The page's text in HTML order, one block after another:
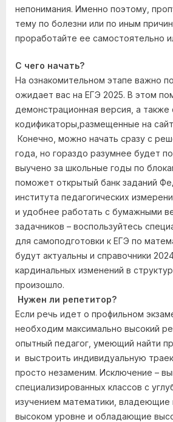
непонимания. Именно поэтому,
тему по болезни или по иным
проработайте ее самостоятельно
С чего начать?
На ознакомительном этапе важно
ожидает вас на ЕГЭ 2025. В этом
демонстрационная версия, а также
кодификаторы,размещенные на
Конечно, можно начать сразу с
года, но гораздо разумнее будет
выучено за школьные годы по
поможет открытый банк заданий
института педагогических
и удобнее работать с бумажными
задачников – воспользуйтесь
для самоподготовки к ЕГЭ по
будут актуальны и справочники
кардинальных изменений в
произошло.
Нужен ли репетитор?
Если речь идет о профильном
необходим максимально высокий
опытный педагог, умеющий найти
и выстроить индивидуальную
просто незаменим. Исключение –
специализированных классов с
изучением математики,
высоком уровне и обладающие